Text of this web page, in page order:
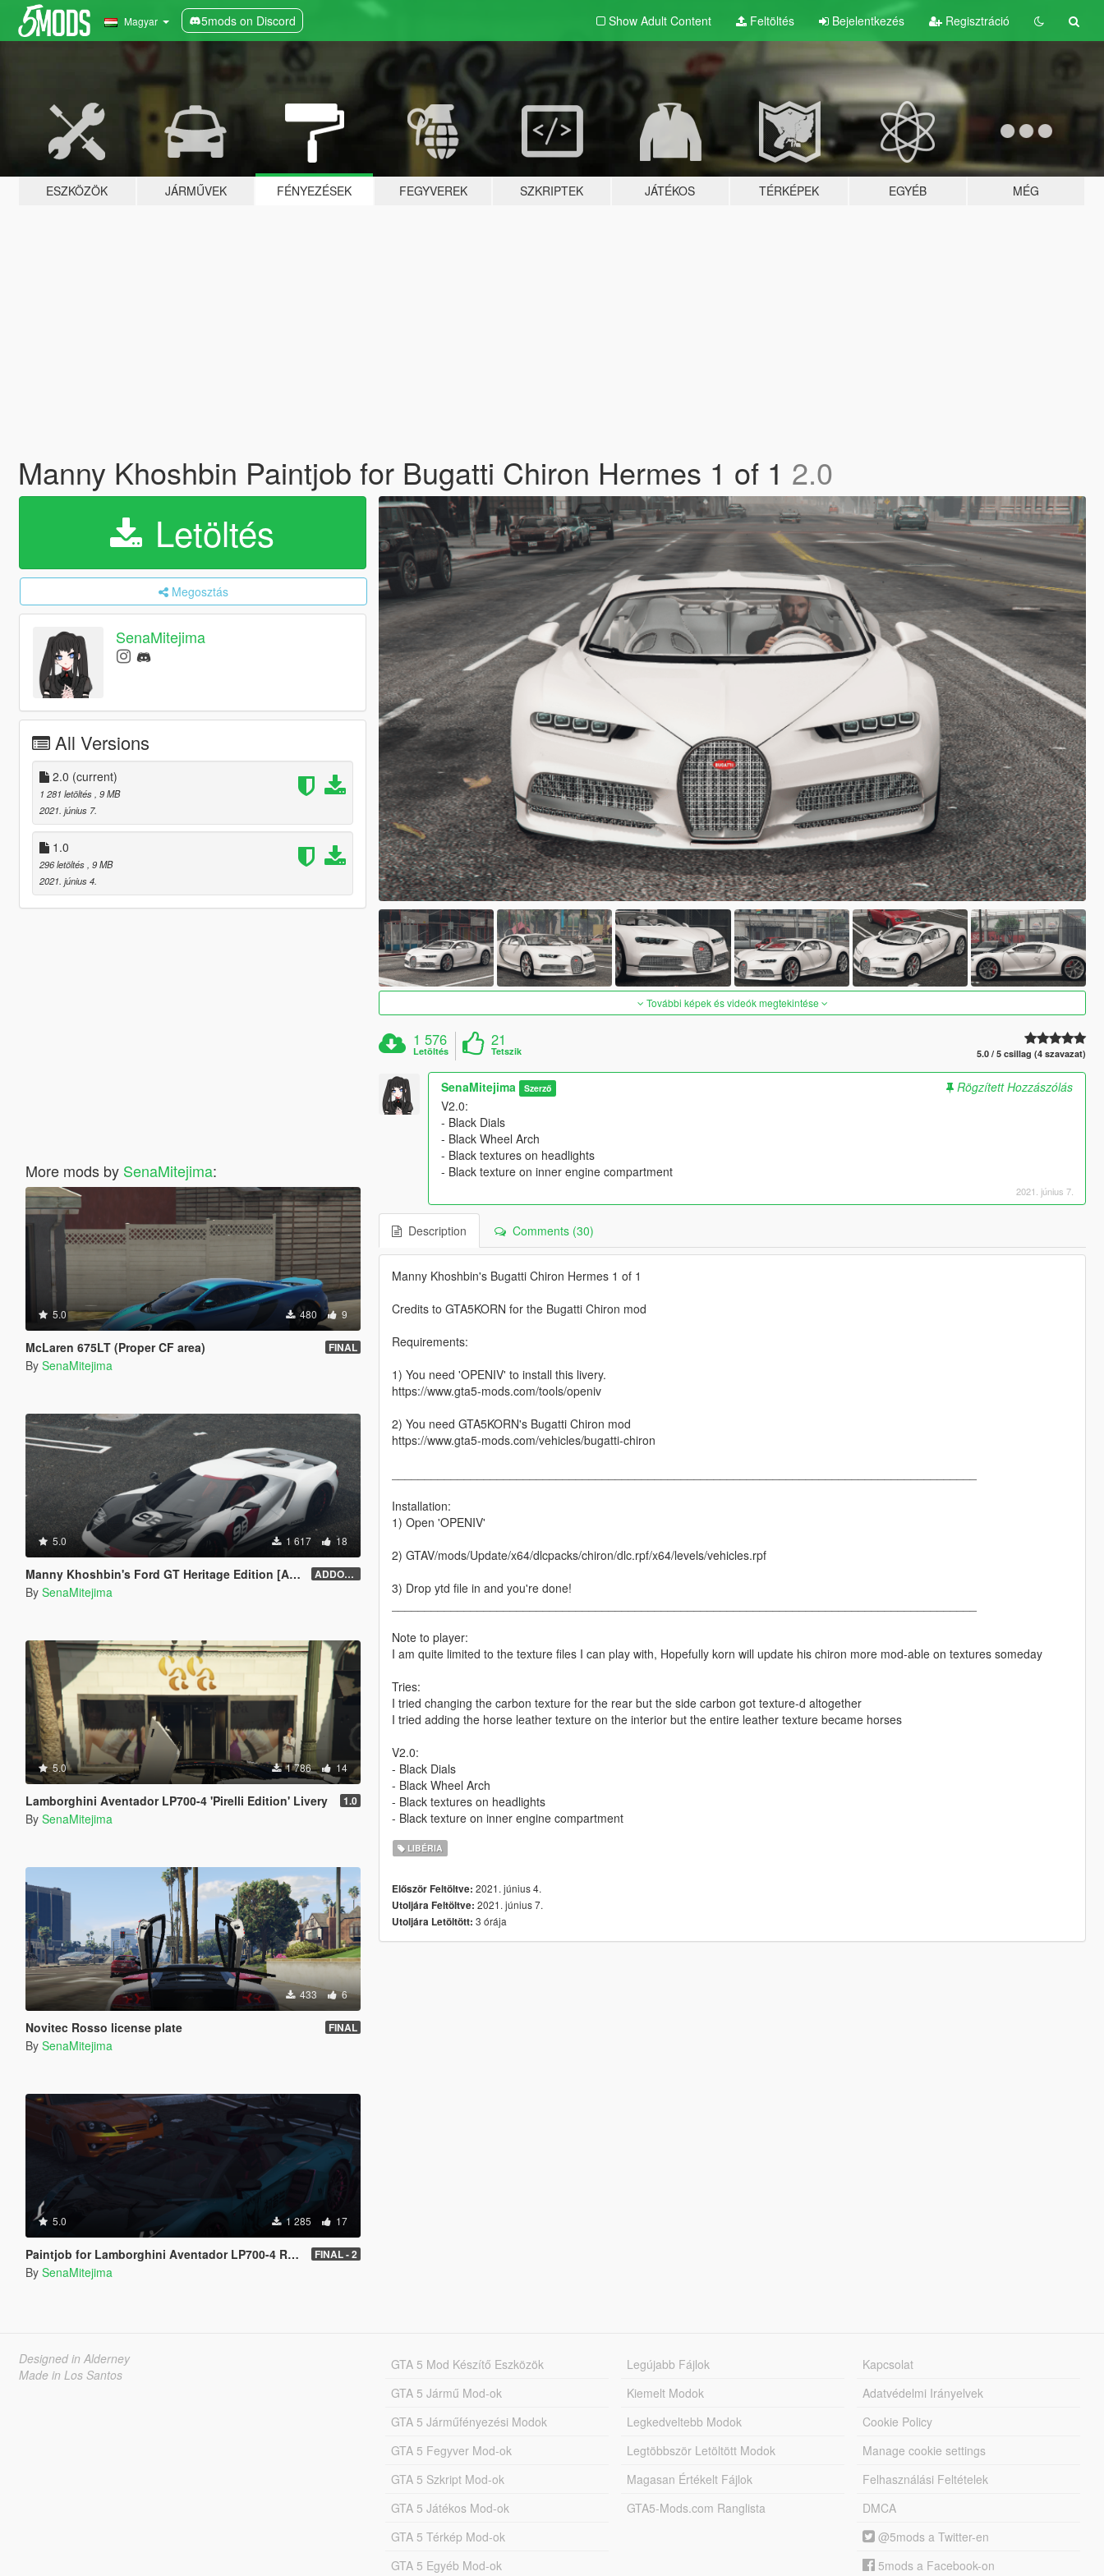
Magyar 5mods on Discord Show Adult Content Feltöltés Bejelentkezés Regisztráció
ESZKÖZÖK JÁRMŰVEK FÉNYEZÉSEK FEGYVEREK SZKRIPTEK JÁTÉKOS TÉRKÉPEK EGYÉB MÉG
Manny Khoshbin Paintjob for Bugatti Chiron Hermes 1 of 1 2.0
Letöltés
Megosztás
SenaMitejima
All Versions
2.0 (current)
1 281 letöltés , 9 MB
2021. június 7.
1.0
296 letöltés , 9 MB
2021. június 4.
More mods by SenaMitejima:
5.0 480 9
McLaren 675LT (Proper CF area) FINAL
By SenaMitejima
5.0 1 617 18
Manny Khoshbin's Ford GT Heritage Edition [Addon File Conversion] ADDON FILE 4.0
By SenaMitejima
5.0 1 786 14
Lamborghini Aventador LP700-4 'Pirelli Edition' Livery 1.0
By SenaMitejima
433 6
Novitec Rosso license plate FINAL
By SenaMitejima
5.0 1 285 17
Paintjob for Lamborghini Aventador LP700-4 Roadster (Hatsune Miku - Project DIVA) FINAL - 2
By SenaMitejima
További képek és videók megtekintése
1 576
Letöltés
21
Tetszik 5.0 / 5 csillag (4 szavazat)
SenaMitejima Szerző
Rögzített Hozzászólás
V2.0:
- Black Dials
- Black Wheel Arch
- Black textures on headlights
- Black texture on inner engine compartment
2021. június 7.
Description Comments (30)
Manny Khoshbin's Bugatti Chiron Hermes 1 of 1
Credits to GTA5KORN for the Bugatti Chiron mod
Requirements:
1) You need 'OPENIV' to install this livery.
https://www.gta5-mods.com/tools/openiv
2) You need GTA5KORN's Bugatti Chiron mod
https://www.gta5-mods.com/vehicles/bugatti-chiron
Installation:
1) Open 'OPENIV'
2) GTAV/mods/Update/x64/dlcpacks/chiron/dlc.rpf/x64/levels/vehicles.rpf
3) Drop ytd file in and you're done!
Note to player:
I am quite limited to the texture files I can play with, Hopefully korn will update his chiron more mod-able on textures someday
Tries:
I tried changing the carbon texture for the rear but the side carbon got texture-d altogether
I tried adding the horse leather texture on the interior but the entire leather texture became horses
V2.0:
- Black Dials
- Black Wheel Arch
- Black textures on headlights
- Black texture on inner engine compartment
LIBÉRIA
Először Feltöltve: 2021. június 4.
Utoljára Feltöltve: 2021. június 7.
Utoljára Letöltött: 3 órája
Designed in Alderney
Made in Los Santos
GTA 5 Mod Készítő Eszközök
GTA 5 Jármű Mod-ok
GTA 5 Járműfényezési Modok
GTA 5 Fegyver Mod-ok
GTA 5 Szkript Mod-ok
GTA 5 Játékos Mod-ok
GTA 5 Térkép Mod-ok
GTA 5 Egyéb Mod-ok
Legújabb Fájlok
Kiemelt Modok
Legkedveltebb Modok
Legtöbbször Letöltött Modok
Magasan Értékelt Fájlok
GTA5-Mods.com Ranglista
Kapcsolat
Adatvédelmi Irányelvek
Cookie Policy
Manage cookie settings
Felhasználási Feltételek
DMCA
@5mods a Twitter-en
5mods a Facebook-on